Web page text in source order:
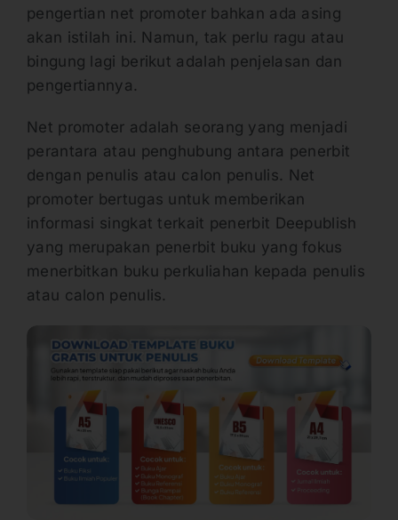
pengertian net promoter bahkan ada asing
akan istilah ini. Namun, tak perlu ragu atau
bingung lagi berikut adalah penjelasan dan
pengertiannya.
Net promoter adalah seorang yang menjadi
perantara atau penghubung antara penerbit
dengan penulis atau calon penulis. Net
promoter bertugas untuk memberikan
informasi singkat terkait penerbit Deepublish
yang merupakan penerbit buku yang fokus
menerbitkan buku perkuliahan kepada penulis
atau calon penulis.